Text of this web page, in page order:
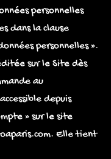
personnelles
dans la clause
personnelles ».
sur le Site dès
au
depuis
» sur le site
. Elle tient